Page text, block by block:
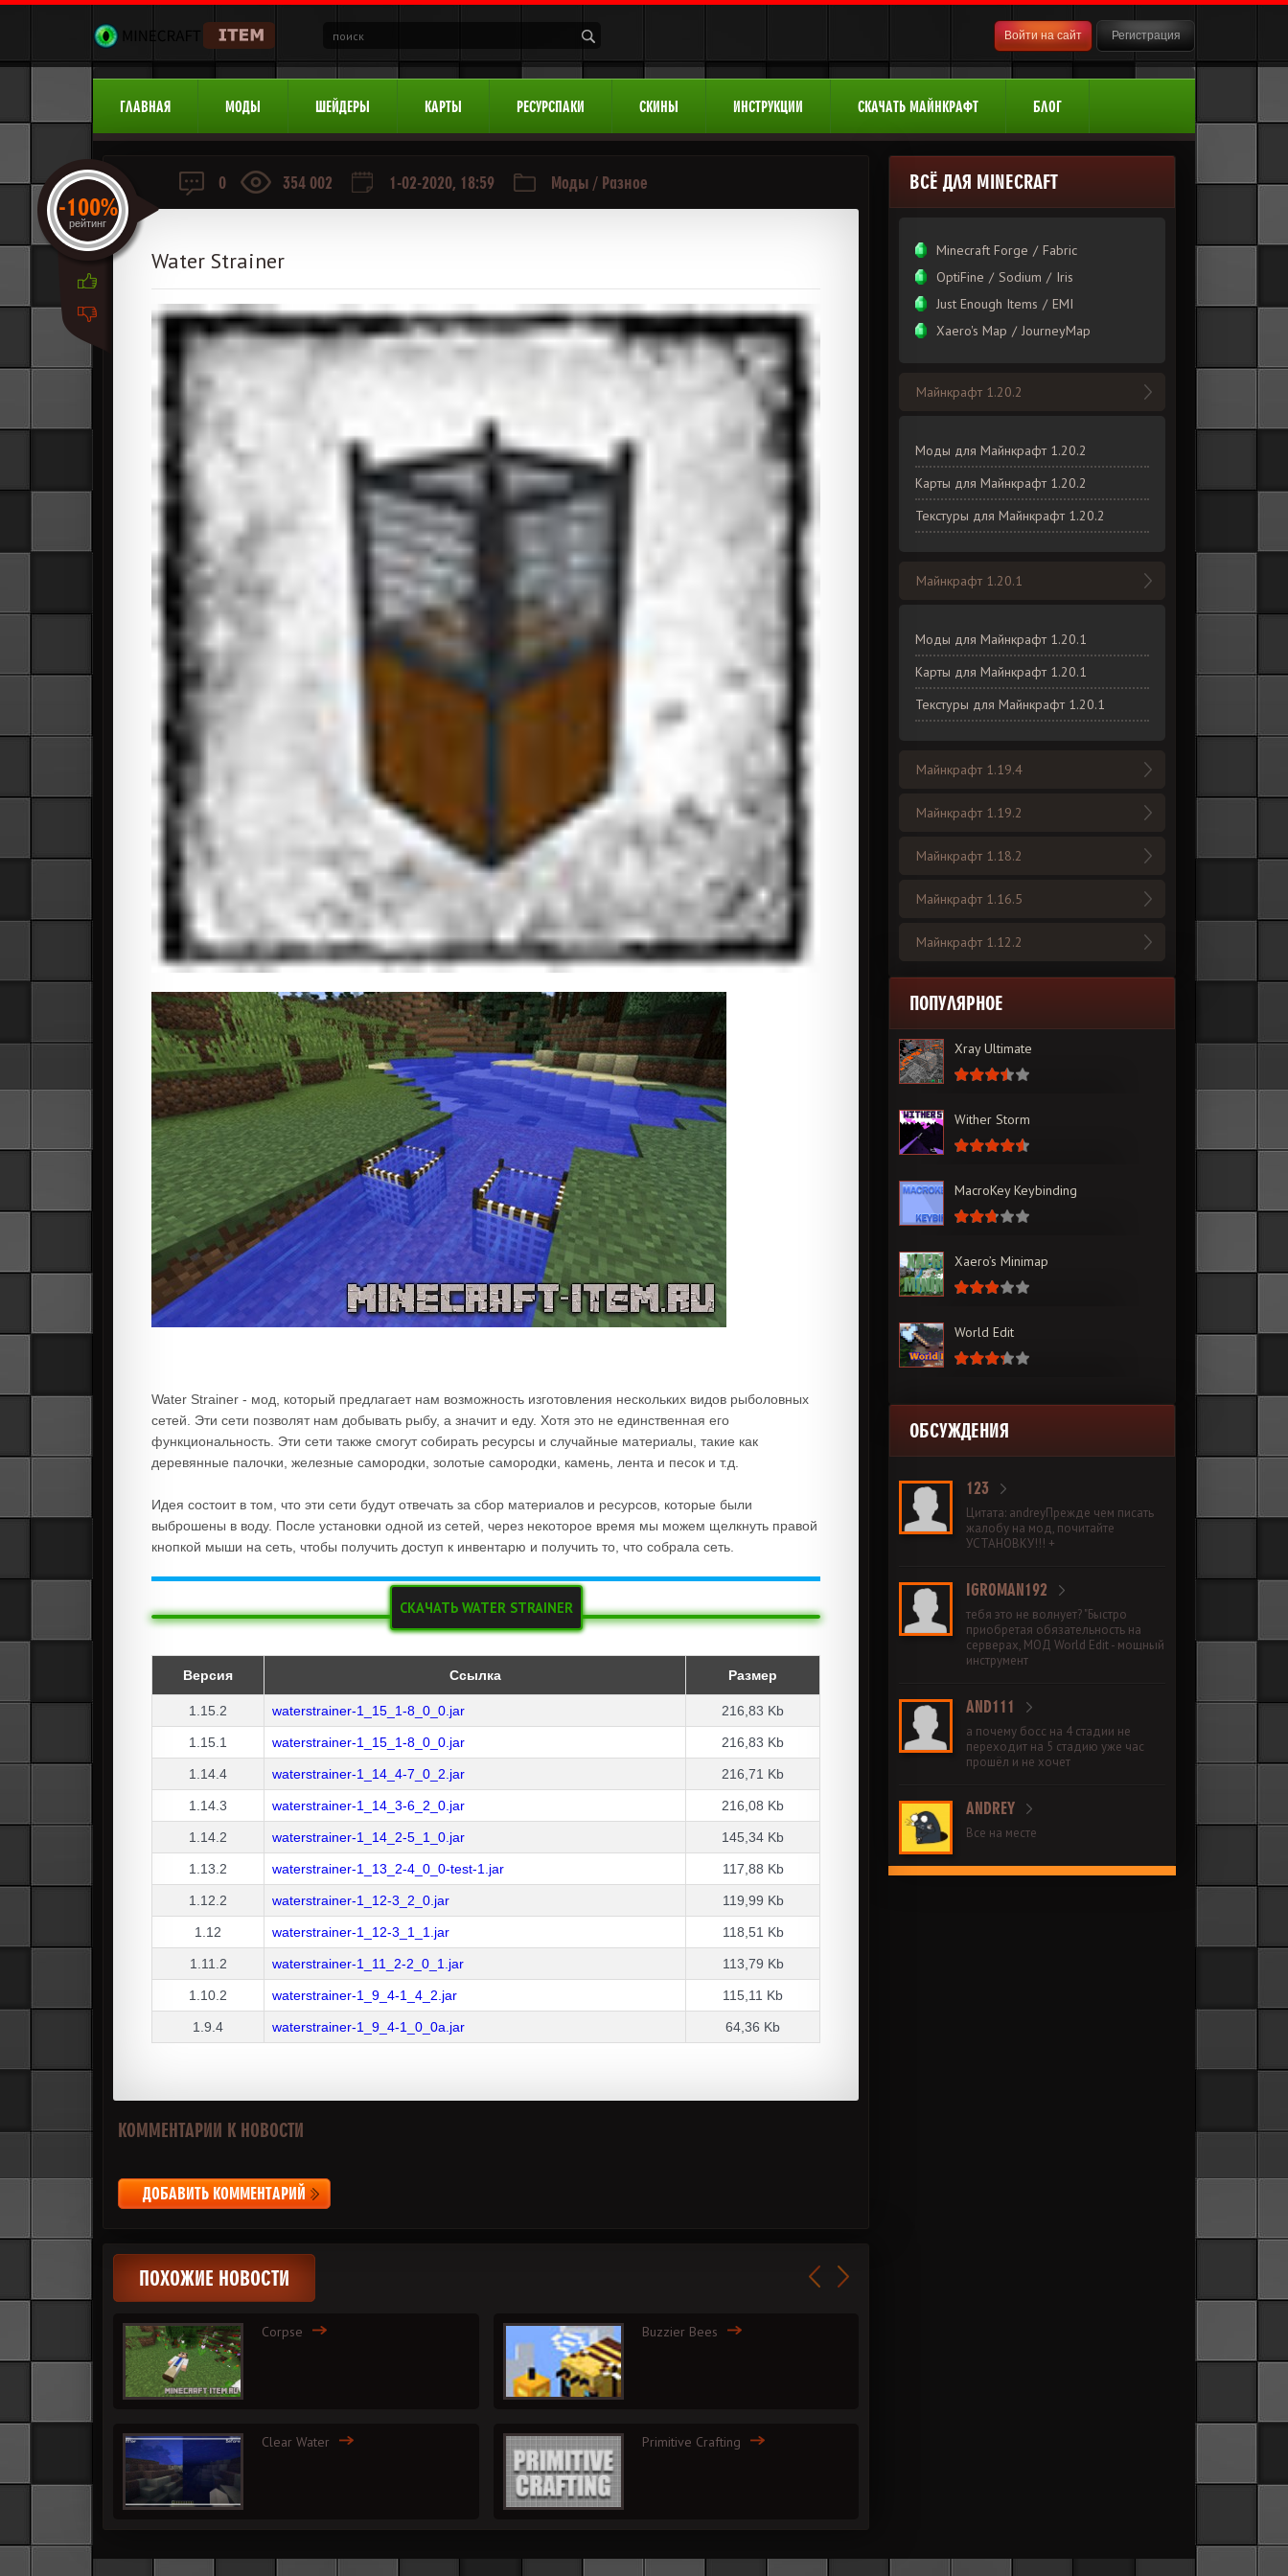
Войти на сайт Регистрация
ГЛАВНАЯ МОДЫ ШЕЙДЕРЫ КАРТЫ РЕСУРСПАКИ СКИНЫ ИНСТРУКЦИИ СКАЧАТЬ МАЙНКРАФТ БЛОГ
0 354 002 1-02-2020, 18:59 Моды / Разное
Water Strainer
Water Strainer - мод, который предлагает нам возможность изготовления нескольких видов рыболовных
сетей. Эти сети позволят нам добывать рыбу, а значит и еду. Хотя это не единственная его
функциональность. Эти сети также смогут собирать ресурсы и случайные материалы, такие как
деревянные палочки, железные самородки, золотые самородки, камень, лента и песок и т.д.
Идея состоит в том, что эти сети будут отвечать за сбор материалов и ресурсов, которые были
выброшены в воду. После установки одной из сетей, через некоторое время мы можем щелкнуть правой
кнопкой мыши на сеть, чтобы получить доступ к инвентарю и получить то, что собрала сеть.
СКАЧАТЬ WATER STRAINER
Версия Ссылка Размер
1.15.2 waterstrainer-1_15_1-8_0_0.jar 216,83 Kb
1.15.1 waterstrainer-1_15_1-8_0_0.jar 216,83 Kb
1.14.4 waterstrainer-1_14_4-7_0_2.jar 216,71 Kb
1.14.3 waterstrainer-1_14_3-6_2_0.jar 216,08 Kb
1.14.2 waterstrainer-1_14_2-5_1_0.jar 145,34 Kb
1.13.2 waterstrainer-1_13_2-4_0_0-test-1.jar 117,88 Kb
1.12.2 waterstrainer-1_12-3_2_0.jar 119,99 Kb
1.12 waterstrainer-1_12-3_1_1.jar 118,51 Kb
1.11.2 waterstrainer-1_11_2-2_0_1.jar 113,79 Kb
1.10.2 waterstrainer-1_9_4-1_4_2.jar 115,11 Kb
1.9.4 waterstrainer-1_9_4-1_0_0a.jar 64,36 Kb
-100%
рейтинг
КОММЕНТАРИИ К НОВОСТИ
ДОБАВИТЬ КОММЕНТАРИЙ
ПОХОЖИЕ НОВОСТИ
Corpse
Clear Water
Buzzier Bees
Primitive Crafting
ВСЁ ДЛЯ MINECRAFT
Minecraft Forge / Fabric
OptiFine / Sodium / Iris
Just Enough Items / EMI
Xаero's Mаp / JourneyMap
Майнкрафт 1.20.2
Моды для Майнкрафт 1.20.2
Карты для Майнкрафт 1.20.2
Текстуры для Майнкрафт 1.20.2
Майнкрафт 1.20.1
Моды для Майнкрафт 1.20.1
Карты для Майнкрафт 1.20.1
Текстуры для Майнкрафт 1.20.1
Майнкрафт 1.19.4
Майнкрафт 1.19.2
Майнкрафт 1.18.2
Майнкрафт 1.16.5
Майнкрафт 1.12.2
ПОПУЛЯРНОЕ
Xray Ultimate
Wither Storm
MacroKey Keybinding
Xaero’s Minimap
World Edit
ОБСУЖДЕНИЯ
123
Цитата: andreyПрежде чем писать
жалобу на мод, почитайте
УСТАНОВКУ!!! +
IGROMAN192
тебя это не волнует? "Быстро
приобретая обязательность на
серверах, МОД World Edit - мощный
инструмент
AND111
а почему босс на 4 стадии не
переходит на 5 стадию уже час
прошёл и не хочет
ANDREY
Все на месте